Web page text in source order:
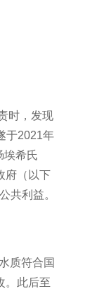
时，发现
于2021年
埃希氏
府（以下
共利益。
质符合国
。此后至